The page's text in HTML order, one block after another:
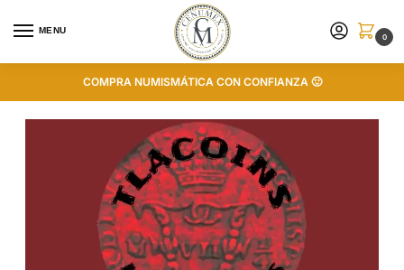
MENU
0
COMPRA NUMISMÁTICA CON CONFIANZA 🙂